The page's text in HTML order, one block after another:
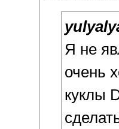
Я не
очень
куклы